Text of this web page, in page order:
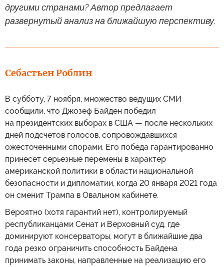
другими странами? Автор предлагает
развернутый анализ на ближайшую перспективу.
Себастьен Роблин
В субботу, 7 ноября, множество ведущих СМИ
сообщили, что Джозеф Байден победил
на президентских выборах в США — после нескольких
дней подсчетов голосов, сопровождавшихся
ожесточенными спорами. Его победа гарантированно
принесет серьезные перемены в характер
американской политики в области национальной
безопасности и дипломатии, когда 20 января 2021 года
он сменит Трампа в Овальном кабинете.
Вероятно (хотя гарантий нет), контролируемый
республиканцами Сенат и Верховный суд, где
доминируют консерваторы, могут в ближайшие два
года резко ограничить способность Байдена
принимать законы, направленные на реализацию его